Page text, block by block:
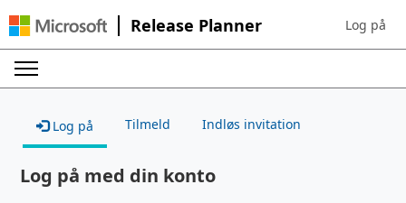
Release Planner Sign in to
Log på
Log på Tilmeld Indløs invitation
Log på med din konto